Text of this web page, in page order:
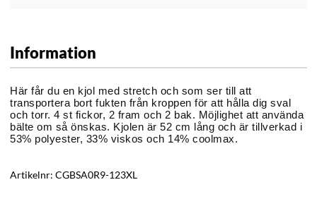
Information
Här får du en kjol med stretch och som ser till att
transportera bort fukten från kroppen för att hålla dig sval
och torr. 4 st fickor, 2 fram och 2 bak. Möjlighet att använda
bälte om så önskas. Kjolen är 52 cm lång och är tillverkad i
53% polyester, 33% viskos och 14% coolmax.
Artikelnr: CGBSA0R9-123XL